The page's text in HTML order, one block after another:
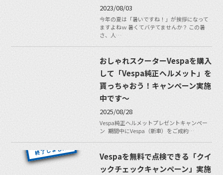
2023/08/03
今年の夏は「暑いですね！」が挨拶になって
ますよねｗ 暑くてバテてませんか？ この暑
さ、人…
おしゃれスクーターVespaを購入
して「Vespa純正ヘルメット」を
貰っちゃおう！キャンペーン実施
中です〜
2025/08/28
Vespa純正ヘルメットプレゼントキャンペー
ン 期間中にVespa（新車）をご成約…
Vespaを無料で点検できる「クイ
ックチェックキャンペーン」実施